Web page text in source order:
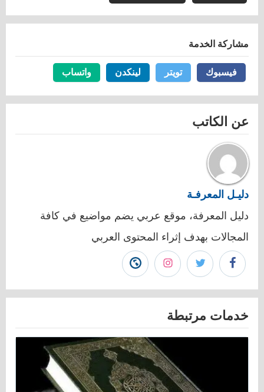
مشاركة الخدمة
فيسبوك فيسبوكتويتر لينكدن لينكدنواتساب
عن الكاتب
دليـل المعرفـة
دليل المعرفة، موقع عربي يضم مواضيع في كافة
المجالات بهدف إثراء المحتوى العربي
تابع
دليـل
المعرفـة
فيسبوك"
تابع
دليـل
المعرفـة
تويتر"
تابع
دليـل
على
انستجرام"
زيارة
موقع
المعرفـة"
خدمات مرتبطة